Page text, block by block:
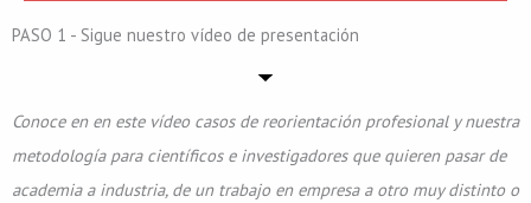
PASO 1 - Sigue nuestro vídeo de presentación
Conoce en en este vídeo casos de reorientación profesional y nuestra
metodología para científicos e investigadores que quieren pasar de
academia a industria, de un trabajo en empresa a otro muy distinto o